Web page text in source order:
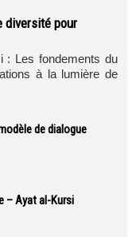
diversité pour
: Les fondements du
à la lumière de
de dialogue
– Ayat al-Kursi